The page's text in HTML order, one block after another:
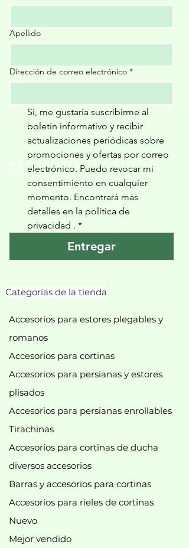
Apellido
Dirección de correo electrónico *
Sí, me gustaría suscribirme al
boletín informativo y recibir
actualizaciones periódicas sobre
promociones y ofertas por correo
electrónico. Puedo revocar mi
consentimiento en cualquier
momento. Encontrará más
detalles en la política de
privacidad . *
Entregar
Categorías de la tienda
Accesorios para estores plegables y
romanos
Accesorios para cortinas
Accesorios para persianas y estores
plisados
Accesorios para persianas enrollables
Tirachinas
Accesorios para cortinas de ducha
diversos accesorios
Barras y accesorios para cortinas
Accesorios para rieles de cortinas
Nuevo
Mejor vendido